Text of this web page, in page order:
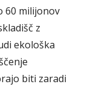
60 milijonov
z
ekološka
biti zaradi